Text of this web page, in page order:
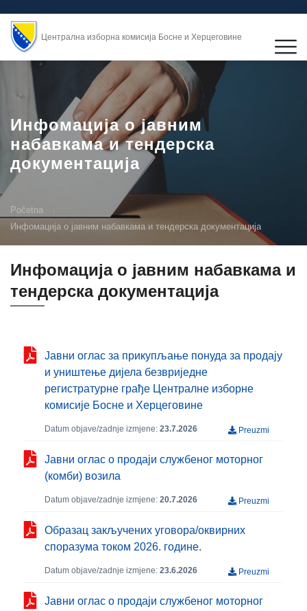
Централна изборна комисија Босне и Херцеговине
Инфомација о јавним
набавкама и тендерска
документација
Početna
Инфомација о јавним набавкама и тендерска документација
Инфомација о јавним набавкама и
тендерска документација
Јавни оглас за прикупљање понуда за продају
и уништење дијела безвриједне
регистратурне грађе Централне изборне
комисије Босне и Херцеговине
Datum objave/zadnje izmjene: 23.7.2026 Preuzmi
Јавни оглас о продаји службеног моторног
(комби) возила
Datum objave/zadnje izmjene: 20.7.2026 Preuzmi
Образац закључених уговора/оквирних
споразума током 2026. године.
Datum objave/zadnje izmjene: 23.6.2026 Preuzmi
Јавни оглас о продаји службеног моторног